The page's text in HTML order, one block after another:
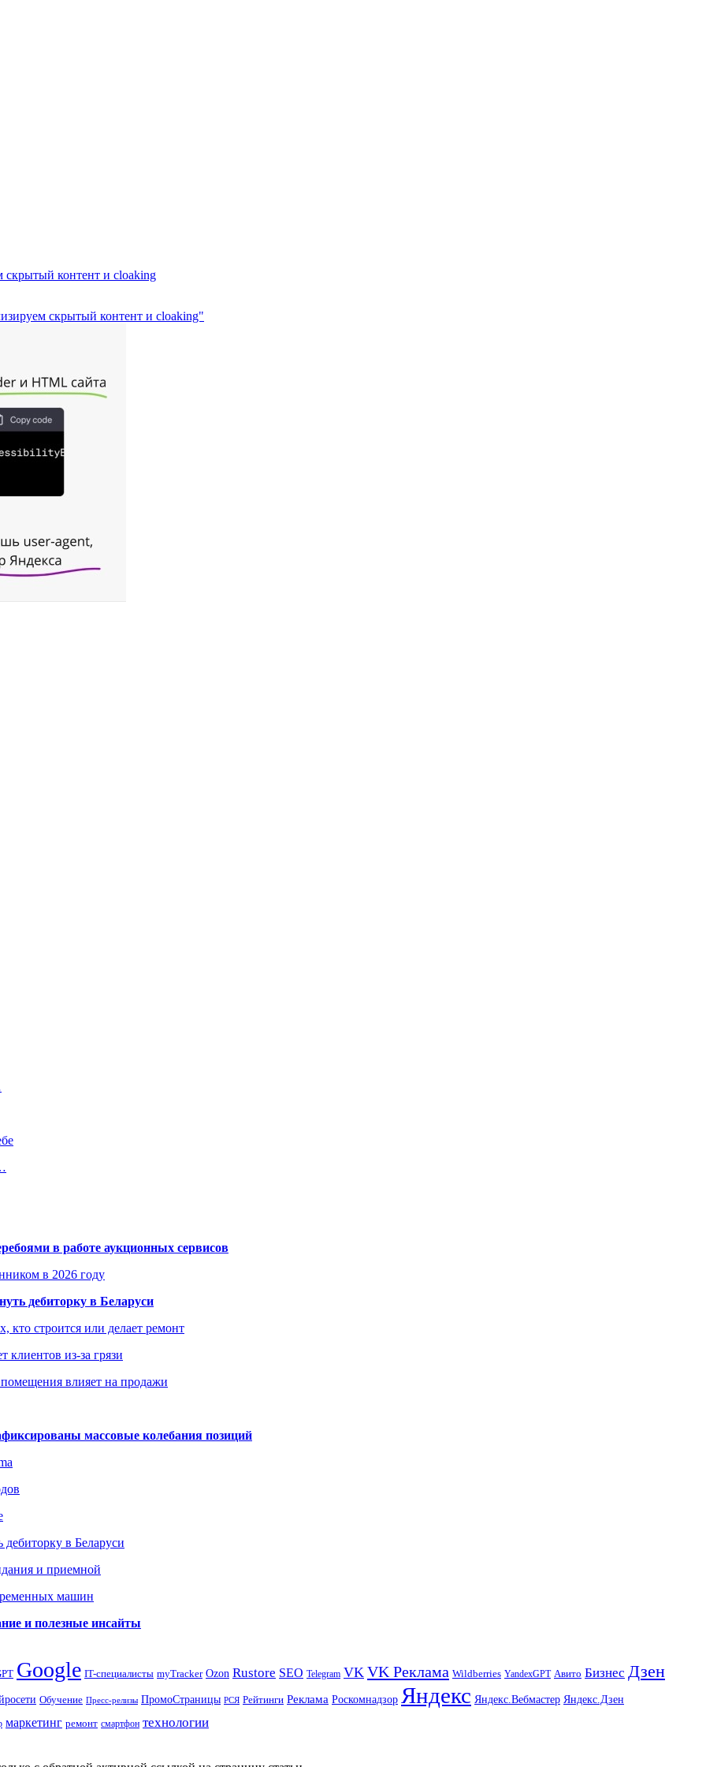
скрытый контент и cloaking
скрытый контент и cloaking"
в работе аукционных сервисов
в 2026 году
дебиторку в Беларуси
кто строится или делает ремонт
клиентов из-за грязи
влияет на продажи
массовые колебания позиций
в Беларуси
и приемной
машин
и полезные инсайты
Google IT-специалисты myTracker Ozon Rustore SEO Telegram VK VK Реклама Wildberries YandexGPT Авито Бизнес Дзен
Обучение Пресс-релизы ПромоСтраницы РСЯ Рейтинги Реклама Роскомнадзор Яндекс Яндекс.Вебмастер Яндекс.Дзен
маркетинг ремонт смартфон технологии